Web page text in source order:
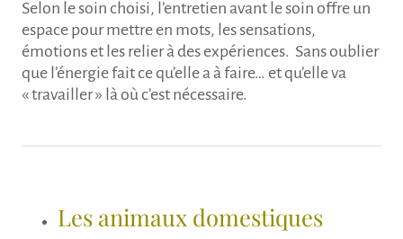
Selon le soin choisi, l’entretien avant le soin offre un
espace pour mettre en mots, les sensations,
émotions et les relier à des expériences. Sans oublier
que l’énergie fait ce qu’elle a à faire… et qu’elle va
« travailler » là où c’est nécessaire.
Les animaux domestiques